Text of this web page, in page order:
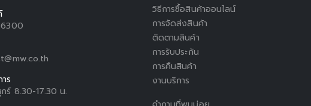
ร
ร์ 8.30-17.30 น.
วิธีการซื้อสินค้าออนไลน์
การจัดส่งสินค้า
ติดตามสินค้า
การรับประกัน
การคืนสินค้า
งานบริการ